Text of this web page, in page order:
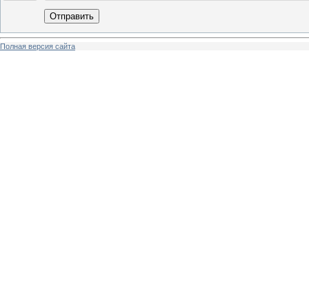
Отправить
Полная версия сайта